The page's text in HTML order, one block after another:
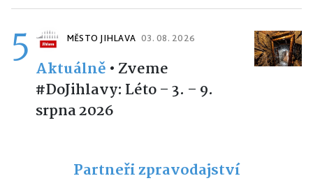
5 MĚSTO JIHLAVA 03. 08. 2026
Aktuálně • Zveme
#DoJihlavy: Léto – 3. – 9.
srpna 2026
Partneři zpravodajství